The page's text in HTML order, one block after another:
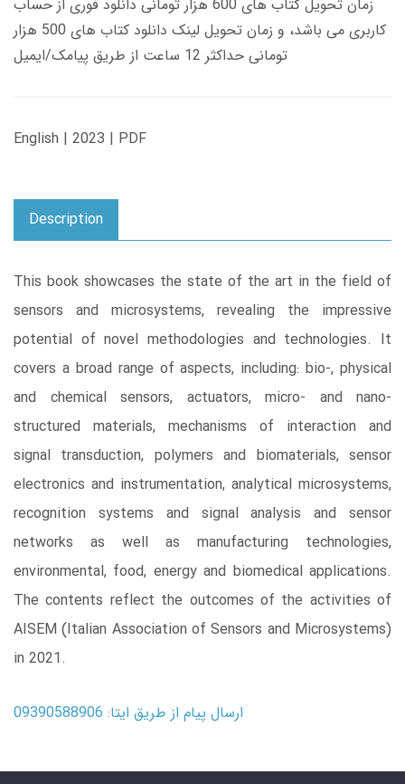
زمان تحویل کتاب های 600 هزار تومانی دانلود فوری از حساب
کاربری می باشد، و زمان تحویل لینک دانلود کتاب های 500 هزار
تومانی حداکثر 12 ساعت از طریق پیامک/ایمیل
English | 2023 | PDF
Description
This book showcases the state of the art in the field of
sensors and microsystems, revealing the impressive
potential of novel methodologies and technologies. It
covers a broad range of aspects, including: bio-, physical
and chemical sensors, actuators, micro- and nano-
structured materials, mechanisms of interaction and
signal transduction, polymers and biomaterials, sensor
electronics and instrumentation, analytical microsystems,
recognition systems and signal analysis and sensor
networks as well as manufacturing technologies,
environmental, food, energy and biomedical applications.
The contents reflect the outcomes of the activities of
AISEM (Italian Association of Sensors and Microsystems)
in 2021.
ارسال پیام از طریق ایتا: 09390588906